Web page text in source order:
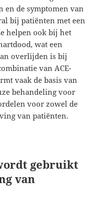
de symptomen van
bij patiënten met een
helpen ook bij het
wat een
overlijden is bij
van ACE-
vaak de basis van
behandeling voor
voor zowel de
van patiënten.
gebruikt
van